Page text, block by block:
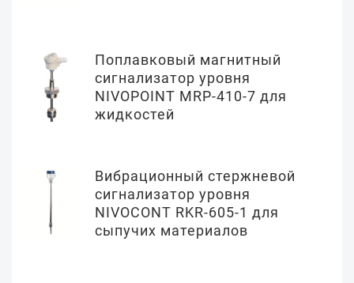
Поплавковый магнитный
сигнализатор уровня
NIVOPOINT MRP-410-7 для
жидкостей
Вибрационный стержневой
сигнализатор уровня
NIVOCONT RKR-605-1 для
сыпучих материалов